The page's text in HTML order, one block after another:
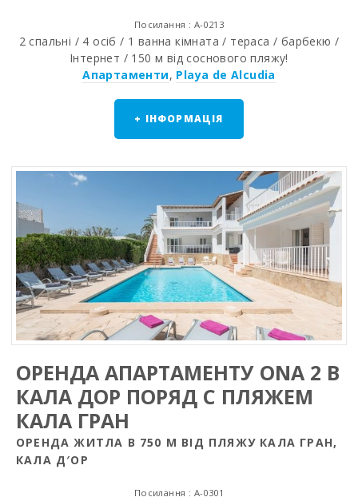
Посилання : A-0213
2 спальні / 4 осіб / 1 ванна кімната / тераса / барбекю /
Інтернет / 150 м від соснового пляжу!
Апартаменти, Playa de Alcudia
+ ІНФОРМАЦІЯ
ОРЕНДА АПАРТАМЕНТУ ONA 2 В
КАЛА ДОР ПОРЯД С ПЛЯЖЕМ
КАЛА ГРАН
OРЕНДА ЖИТЛА В 750 М ВIД ПЛЯЖУ КАЛА ГРАН,
КАЛА Д′ОР
Посилання : A-0301